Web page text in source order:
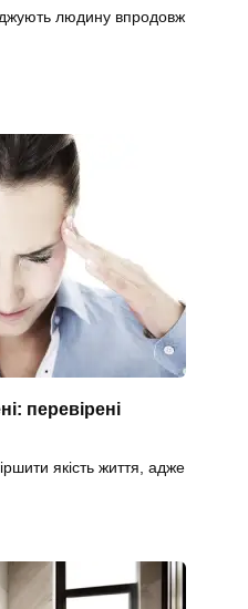
людину впродовж
перевірені
якість життя, адже